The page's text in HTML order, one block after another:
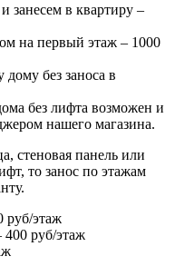
занесем в квартиру –
на первый этаж – 1000
без заноса в
без лифта возможен и
нашего магазина.
стеновая панель или
то занос по этажам
руб/этаж
руб/этаж